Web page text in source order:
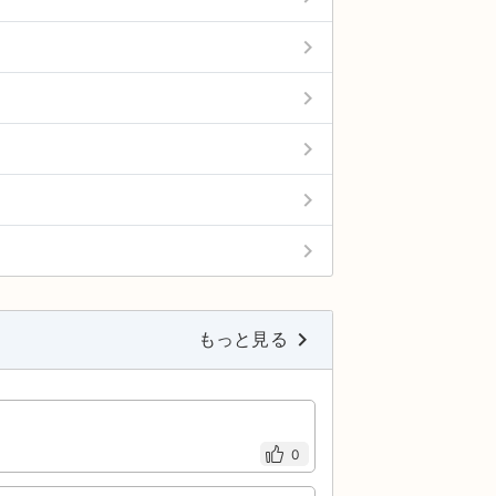
keyboard_arrow_right
keyboard_arrow_right
keyboard_arrow_right
keyboard_arrow_right
keyboard_arrow_right
もっと見る keyboard_arrow_right
0